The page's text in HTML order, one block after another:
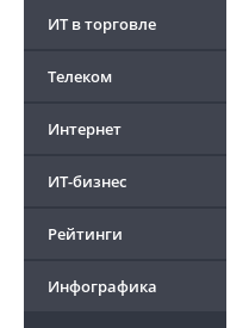
ИТ в торговле
Телеком
Интернет
ИТ-бизнес
Рейтинги
Инфографика